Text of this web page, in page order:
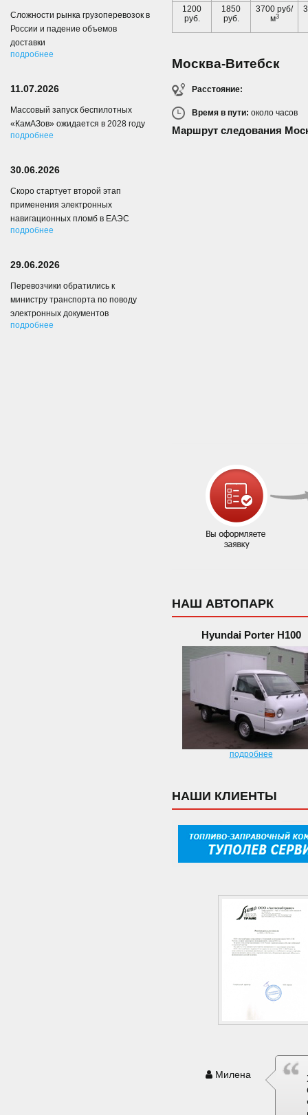
1200
руб.
1850
руб.
3700 руб/
м3
Москва-Витебск
Расстояние:
Время в пути: около часов
Маршрут следования
НАШ АВТОПАРК
Hyundai Porter H100
подробнее
НАШИ КЛИЕНТЫ
Милена
Сложности рынка грузоперевозок в
России и падение объемов
доставки
подробнее
11.07.2026
Массовый запуск беспилотных
«КамАЗов» ожидается в 2028 году
подробнее
30.06.2026
Скоро стартует второй этап
применения электронных
навигационных пломб в ЕАЭС
подробнее
29.06.2026
Перевозчики обратились к
министру транспорта по поводу
электронных документов
подробнее